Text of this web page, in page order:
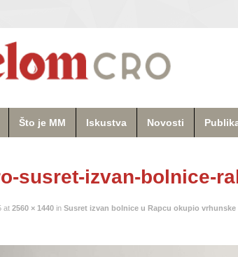
Što je MM Iskustva Novosti
susret-izvan-bolnice-
at 2560 × 1440 in Susret izvan bolnice u Rapcu okupio